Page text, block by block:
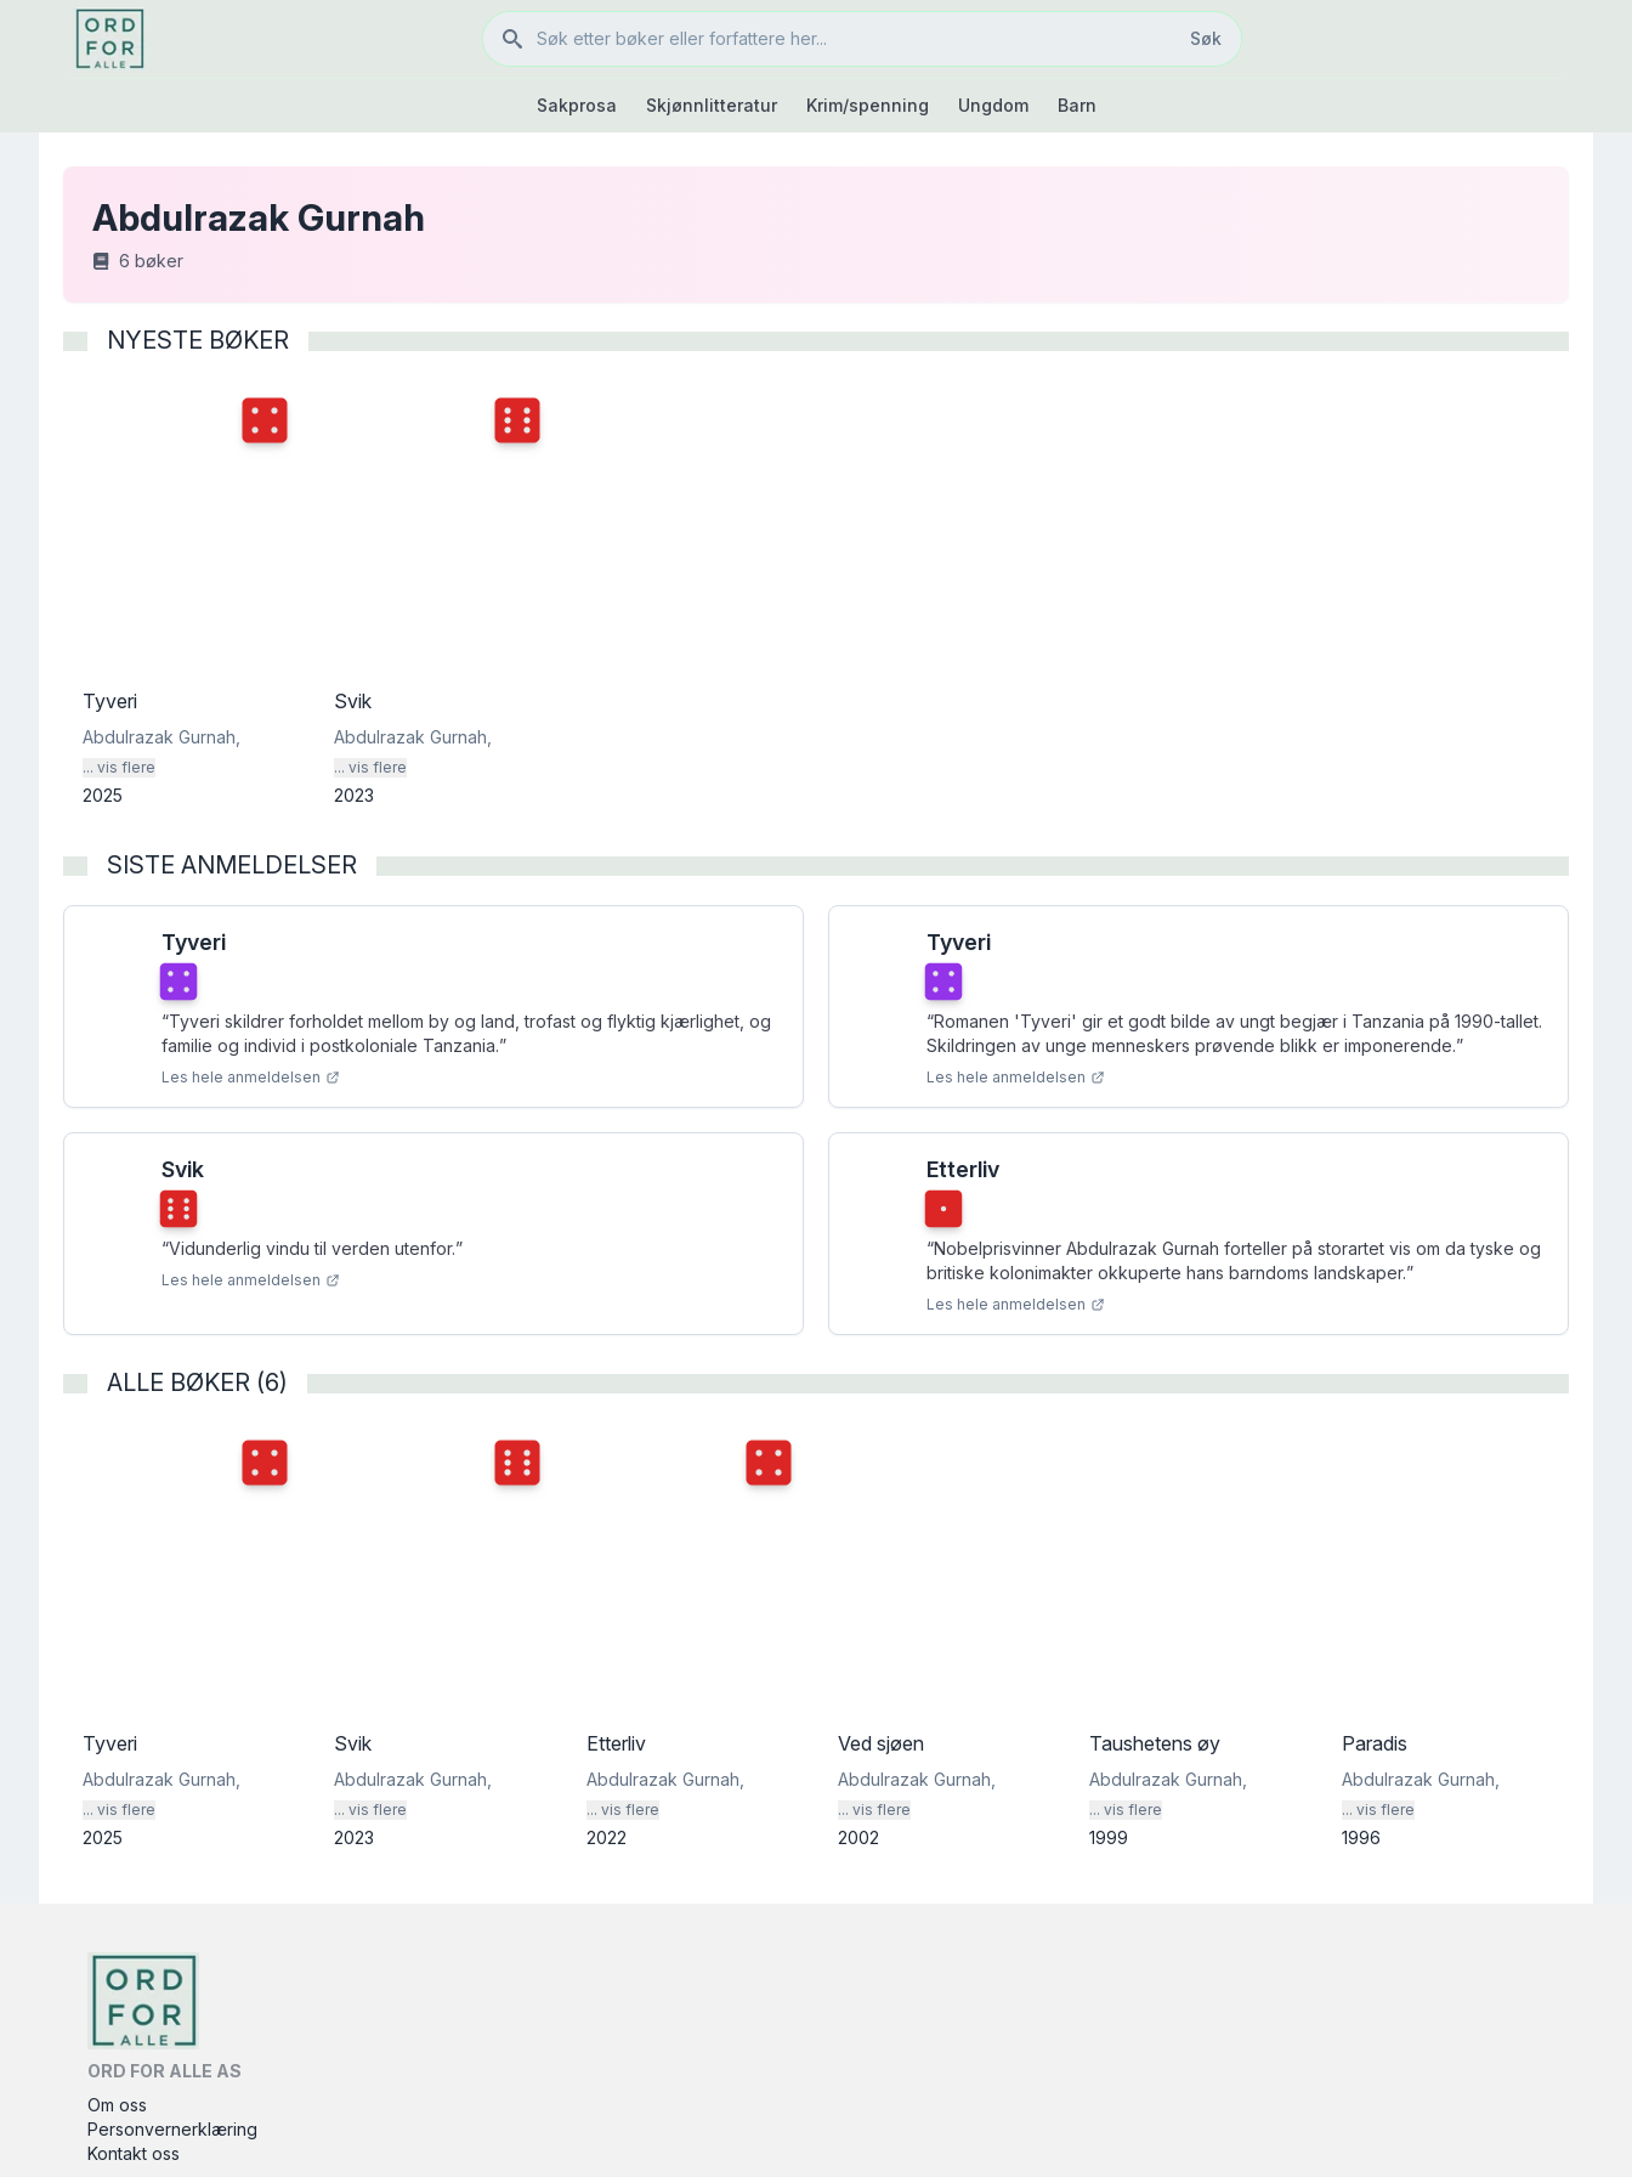
Søk
Søk
Sakprosa Skjønnlitteratur Krim/spenning Ungdom Barn
Abdulrazak Gurnah
6 bøker
NYESTE BØKER
Terningkast
Tyveri
Abdulrazak Gurnah
... vis flere
2025
Terningkast
Svik
Abdulrazak Gurnah
... vis flere
2023
SISTE ANMELDELSER
Tyveri
Terningkast
“Tyveri skildrer forholdet mellom by og land, trofast og flyktig kjærlighet, og
familie og individ i postkoloniale Tanzania.”
Les hele anmeldelsen
Tyveri
Terningkast
“Romanen 'Tyveri' gir et godt bilde av ungt begjær i Tanzania på 1990-tallet.
Skildringen av unge menneskers prøvende blikk er imponerende.”
Les hele anmeldelsen
Svik
Terningkast
“Vidunderlig vindu til verden utenfor.”
Les hele anmeldelsen
Etterliv
Terningkast
“Nobelprisvinner Abdulrazak Gurnah forteller på storartet vis om da tyske og
britiske kolonimakter okkuperte hans barndoms landskaper.”
Les hele anmeldelsen
ALLE BØKER (6)
Terningkast
Tyveri
Abdulrazak Gurnah
... vis flere
2025
Terningkast
Svik
Abdulrazak Gurnah
... vis flere
2023
Terningkast
Etterliv
Abdulrazak Gurnah
... vis flere
2022
Ved sjøen
Abdulrazak Gurnah
... vis flere
2002
Taushetens øy
Abdulrazak Gurnah
... vis flere
1999
Paradis
Abdulrazak Gurnah
... vis flere
1996
ORD FOR ALLE AS
Om oss
Personvernerklæring
Kontakt oss